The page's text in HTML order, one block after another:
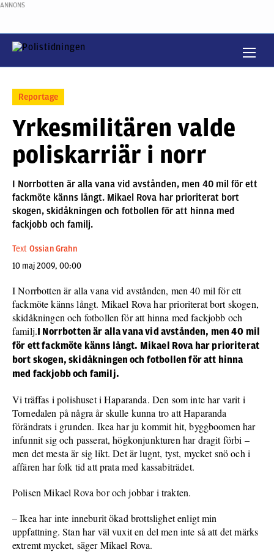
ANNONS
Reportage
Yrkesmilitären valde
poliskarriär i norr
I Norrbotten är alla vana vid avstånden, men 40 mil för ett
fackmöte känns långt. Mikael Rova har prioriterat bort
skogen, skidåkningen och fotbollen för att hinna med
fackjobb och familj.
Text Ossian Grahn
10 maj 2009, 00:00
I Norrbotten är alla vana vid avstånden, men 40 mil för ett
fackmöte känns långt. Mikael Rova har prioriterat bort skogen,
skidåkningen och fotbollen för att hinna med fackjobb och
familj.I Norrbotten är alla vana vid avstånden, men 40 mil
för ett fackmöte känns långt. Mikael Rova har prioriterat
bort skogen, skidåkningen och fotbollen för att hinna
med fackjobb och familj.
Vi träffas i polishuset i Haparanda. Den som inte har varit i
Tornedalen på några år skulle kunna tro att Haparanda
förändrats i grunden. Ikea har ju kommit hit, byggboomen har
infunnit sig och passerat, högkonjunkturen har dragit förbi –
men det mesta är sig likt. Det är lugnt, tyst, mycket snö och i
affären har folk tid att prata med kassabiträdet.
Polisen Mikael Rova bor och jobbar i trakten.
– Ikea har inte inneburit ökad brottslighet enligt min
uppfattning. Stan har väl vuxit en del men inte så att det märks
extremt mycket, säger Mikael Rova.